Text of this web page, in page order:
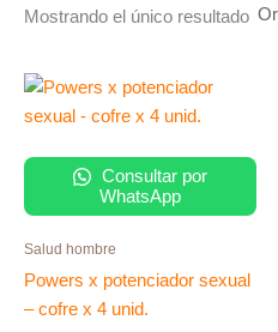
Mostrando el único resultado
Consultar por
WhatsApp
Salud hombre
Powers x potenciador sexual
– cofre x 4 unid.